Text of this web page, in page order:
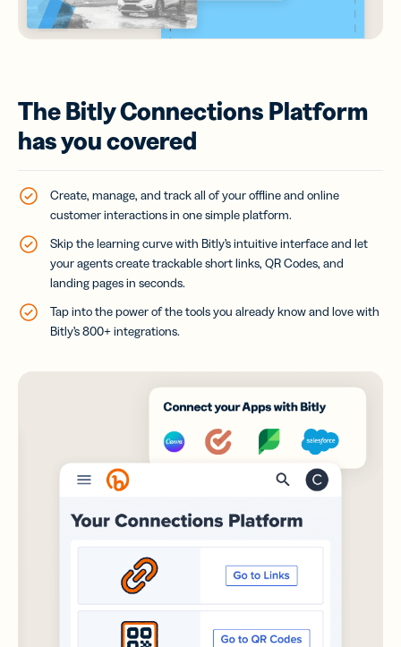
The Bitly Connections Platform
has you covered
Create, manage, and track all of your offline and online
customer interactions in one simple platform.
Skip the learning curve with Bitly’s intuitive interface and let
your agents create trackable short links, QR Codes, and
landing pages in seconds.
Tap into the power of the tools you already know and love with
Bitly’s 800+ integrations.